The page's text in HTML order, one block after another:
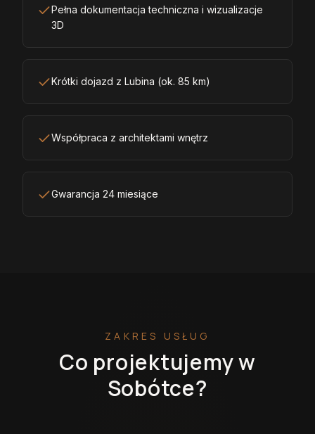
Pełna dokumentacja techniczna i wizualizacje
3D
Krótki dojazd z Lubina (ok. 85 km)
Współpraca z architektami wnętrz
Gwarancja 24 miesiące
ZAKRES USŁUG
Co projektujemyw
Sobótce?